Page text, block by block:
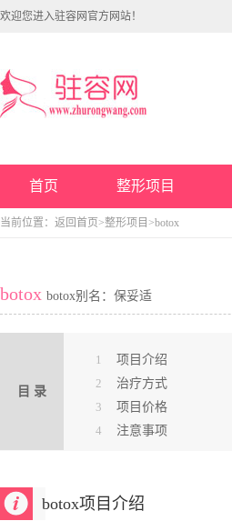
欢迎您进入驻容网官方网站！
首页 整形项目
当前位置： 返回首页 >整形项目 >botox
botox botox别名：保妥适
目 录
1
项目介绍
2
治疗方式
3
项目价格
4
注意事项
botox项目介绍